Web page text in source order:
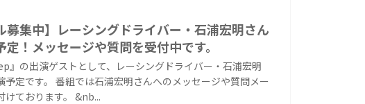
募集中】レーシングドライバー・石浦宏明さん
定！メッセージや質問を受付中です。
』の出演ゲストとして、レーシングドライバー・石浦宏明
予定です。 番組では石浦宏明さんへのメッセージや質問メー
けております。 &nb...